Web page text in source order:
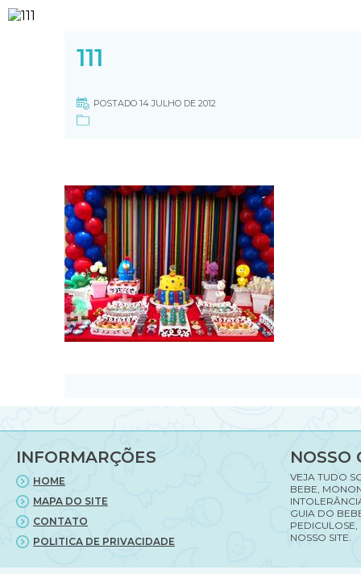
111
POSTADO 14 JULHO DE 2012
INFORMARÇÕES
HOME
MAPA DO SITE
CONTATO
POLITICA DE PRIVACIDADE
NOSSO
VEJA TUDO
BEBE,
GUIA DO
PEDICULOSE,
NOSSO SITE.